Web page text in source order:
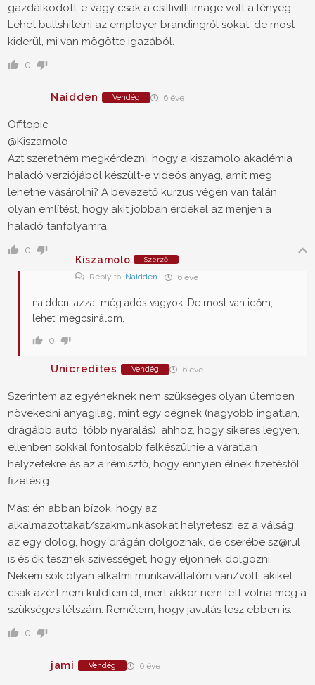
gazdálkodott-e vagy csak a csillivilli image volt a lényeg.
Lehet bullshitelni az employer brandingről sokat, de most
kiderül, mi van mögötte igazából.
0
Naidden Vendég 6 éve
Offtopic
@Kiszamolo
Azt szeretném megkérdezni, hogy a kiszamolo akadémia
haladó verziójából készült-e videós anyag, amit meg
lehetne vásárolni? A bevezető kurzus végén van talán
olyan említést, hogy akit jobban érdekel az menjen a
haladó tanfolyamra.
0
Kiszamolo
Szerző
Reply to Naidden 6 éve
naidden, azzal még adós vagyok. De most van időm,
lehet, megcsinálom.
0
Unicredites Vendég 6 éve
Szerintem az egyéneknek nem szükséges olyan ütemben
növekedni anyagilag, mint egy cégnek (nagyobb ingatlan,
drágább autó, több nyaralás), ahhoz, hogy sikeres legyen,
ellenben sokkal fontosabb felkészülnie a váratlan
helyzetekre és az a rémisztő, hogy ennyien élnek fizetéstől
fizetésig.
Más: én abban bízok, hogy az
alkalmazottakat/szakmunkásokat helyreteszi ez a válság:
az egy dolog, hogy drágán dolgoznak, de cserébe sz@rul
is és ők tesznek szívességet, hogy eljönnek dolgozni.
Nekem sok olyan alkalmi munkavállalóm van/volt, akiket
csak azért nem küldtem el, mert akkor nem lett volna meg a
szükséges létszám. Remélem, hogy javulás lesz ebben is.
0
jami Vendég 6 éve